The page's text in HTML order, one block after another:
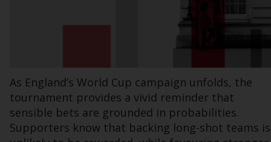
der von Redwheel verwalteten Fonds in der
Schweiz ist die Helvetische Bank AG,
Seefeldstrasse 215, CH-8008 Zürich. Der
Verkaufsprospekt oder ein gleichwertiges
Dokument der von Redwheel verwalteten
Fonds, die Gründungsdokumente, die
Jahresberichte und, sofern von den
jeweiligen von Redwheel verwalteten Fonds
erstellt, die Halbjahresberichte und/oder
das Basisinformationsblatt (PRIIPs KID) sind
As England’s World Cup campaign unfolds, the
tournament provides a vivid reminder that
sensible bets are grounded in probabilities.
Supporters know that backing long-shot teams is